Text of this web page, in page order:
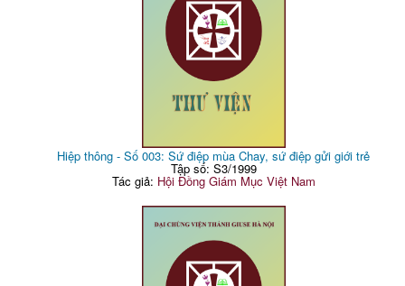
Hiệp thông - Số 003: Sứ điệp mùa Chay, sứ điệp gửi giới trẻ
Tập số: S3/1999
Tác giả: Hội Đồng Giám Mục Việt Nam